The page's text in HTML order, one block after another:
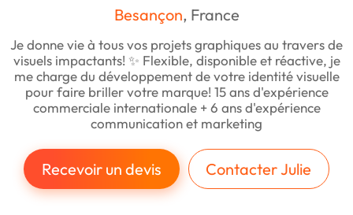
Besançon, France
Je donne vie à tous vos projets graphiques au travers de
visuels impactants! ✨ Flexible, disponible et réactive, je
me charge du développement de votre identité visuelle
pour faire briller votre marque! 15 ans d'expérience
commerciale internationale + 6 ans d'expérience
communication et marketing
Recevoir un devis Contacter Julie